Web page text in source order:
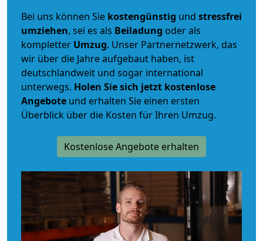
Bei uns können Sie kostengünstig und stressfrei
umziehen, sei es als Beiladung oder als
kompletter Umzug. Unser Partnernetzwerk, das
wir über die Jahre aufgebaut haben, ist
deutschlandweit und sogar international
unterwegs. Holen Sie sich jetzt kostenlose
Angebote und erhalten Sie einen ersten
Überblick über die Kosten für Ihren Umzug.
Kostenlose Angebote erhalten